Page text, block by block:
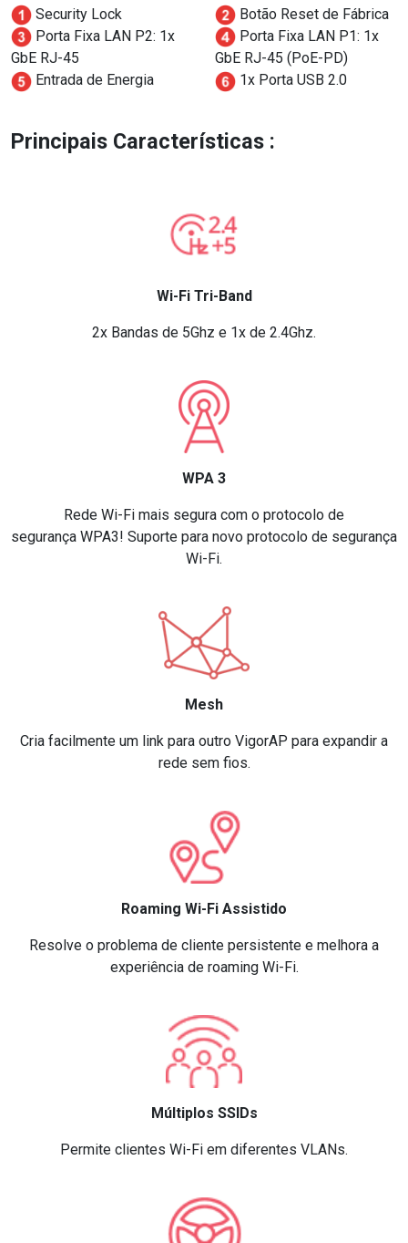
Security Lock
Botão Reset de Fábrica
Porta Fixa LAN P2: 1x
GbE RJ-45
Porta Fixa LAN P1: 1x
GbE RJ-45 (PoE-PD)
Entrada de Energia
1x Porta USB 2.0
Principais Características :
Wi-Fi Tri-Band
2x Bandas de 5Ghz e 1x de 2.4Ghz.
WPA 3
Rede Wi-Fi mais segura com o protocolo de
segurança WPA3! Suporte para novo protocolo de segurança
Wi-Fi.
Mesh
Cria facilmente um link para outro VigorAP para expandir a
rede sem fios.
Roaming Wi-Fi Assistido
Resolve o problema de cliente persistente e melhora a
experiência de roaming Wi-Fi.
Múltiplos SSIDs
Permite clientes Wi-Fi em diferentes VLANs.